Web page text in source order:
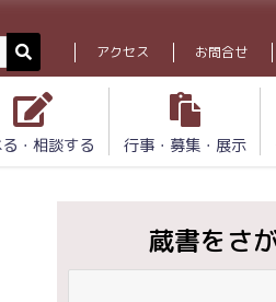
アクセス お問合せ
・相談する 行事・募集・展示
蔵書をさ